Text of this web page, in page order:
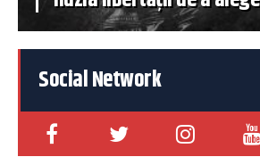
Social Network